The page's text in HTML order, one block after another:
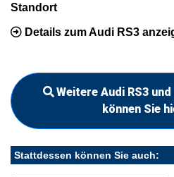
Standort
Details zum Audi RS3
Weitere Audi RS3
können Sie
Stattdessen können Sie auch: